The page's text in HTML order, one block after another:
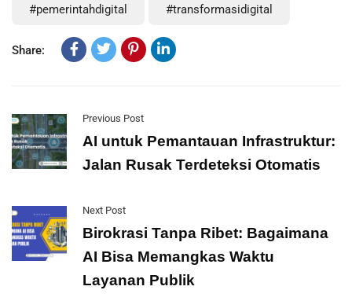
#pemerintahdigital #transformasidigital
Share:
Previous Post
AI untuk Pemantauan Infrastruktur:
Jalan Rusak Terdeteksi Otomatis
Next Post
Birokrasi Tanpa Ribet: Bagaimana
AI Bisa Memangkas Waktu
Layanan Publik